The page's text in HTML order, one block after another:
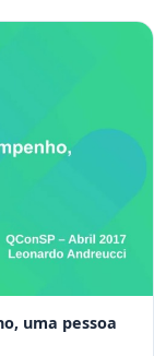
uma pessoa